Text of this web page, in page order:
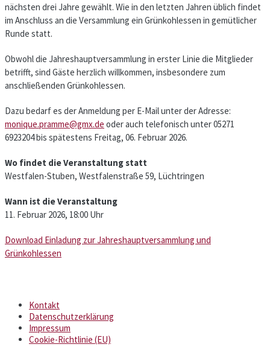
nächsten drei Jahre gewählt. Wie in den letzten Jahren üblich findet
im Anschluss an die Versammlung ein Grünkohlessen in gemütlicher
Runde statt.
Obwohl die Jahreshauptversammlung in erster Linie die Mitglieder
betrifft, sind Gäste herzlich willkommen, insbesondere zum
anschließenden Grünkohlessen.
Dazu bedarf es der Anmeldung per E-Mail unter der Adresse:
monique.pramme@gmx.de oder auch telefonisch unter 05271
6923204 bis spätestens Freitag, 06. Februar 2026.
Wo findet die Veranstaltung statt
Westfalen-Stuben, Westfalenstraße 59, Lüchtringen
Wann ist die Veranstaltung
11. Februar 2026, 18:00 Uhr
Download Einladung zur Jahreshauptversammlung und
Grünkohlessen
Kontakt
Datenschutzerklärung
Impressum
Cookie-Richtlinie (EU)